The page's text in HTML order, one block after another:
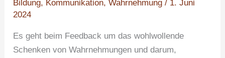
Bildung, Kommunikation,Wahrnehmung / 1. Juni
2024
Es geht beim Feedback um das wohlwollende
Schenken von Wahrnehmungen und darum,